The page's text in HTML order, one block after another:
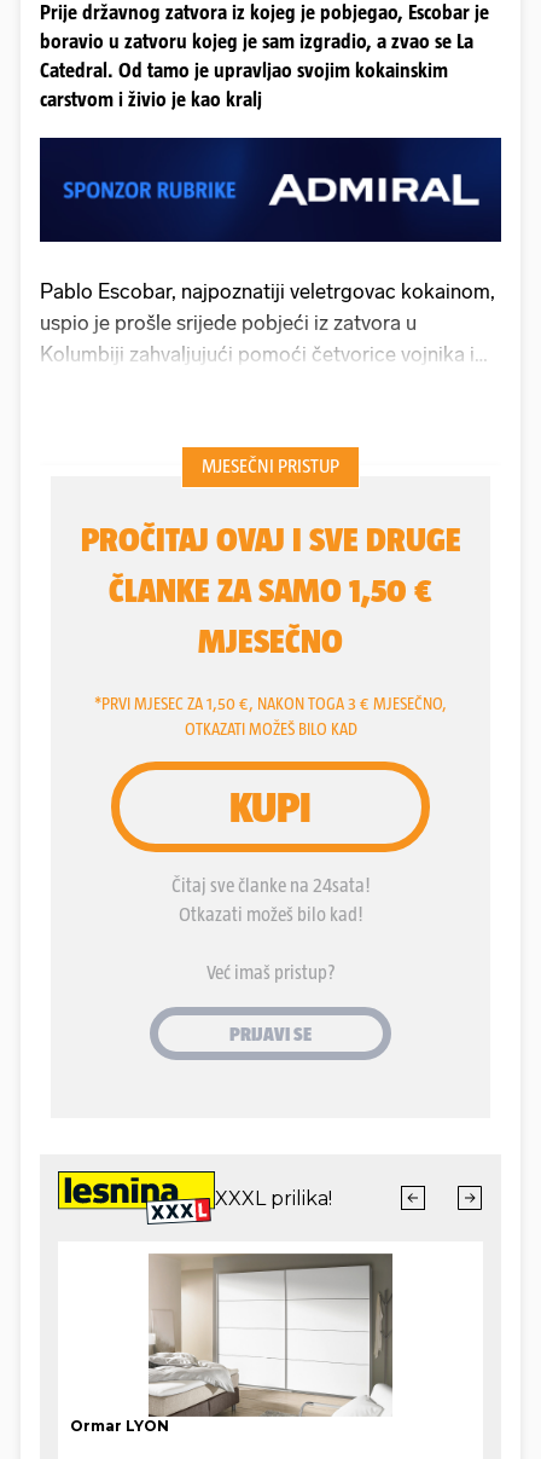
Prije državnog zatvora iz kojeg je pobjegao, Escobar je
boravio u zatvoru kojeg je sam izgradio, a zvao se La
Catedral. Od tamo je upravljao svojim kokainskim
carstvom i živio je kao kralj
Pablo Escobar, najpoznatiji veletrgovac kokainom,
uspio je prošle srijede pobjeći iz zatvora u
Kolumbiji zahvaljujući pomoći četvorice vojnika i